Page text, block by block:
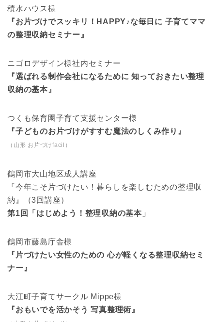
積水ハウス様
『お片づけでスッキリ！HAPPY♪な毎日に 子育てママ
の整理収納セミナー』
ニゴロデザイン様社内セミナー
『選ばれる制作会社になるために 知っておきたい整理
収納の基本』
つくも保育園子育て支援センター様
『子どものお片づけがすすむ魔法のしくみ作り』
（山形 お片づけfacil）
鶴岡市大山地区成人講座
『今年こそ片づけたい！暮らしを楽しむための整理収
納』（3回講座）
第1回「はじめよう！整理収納の基本」
鶴岡市藤島庁舎様
『片づけたい女性のための 心が軽くなる整理収納セミ
ナー』
大江町子育てサークル Mippe様
『おもいでを活かそう 写真整理術』